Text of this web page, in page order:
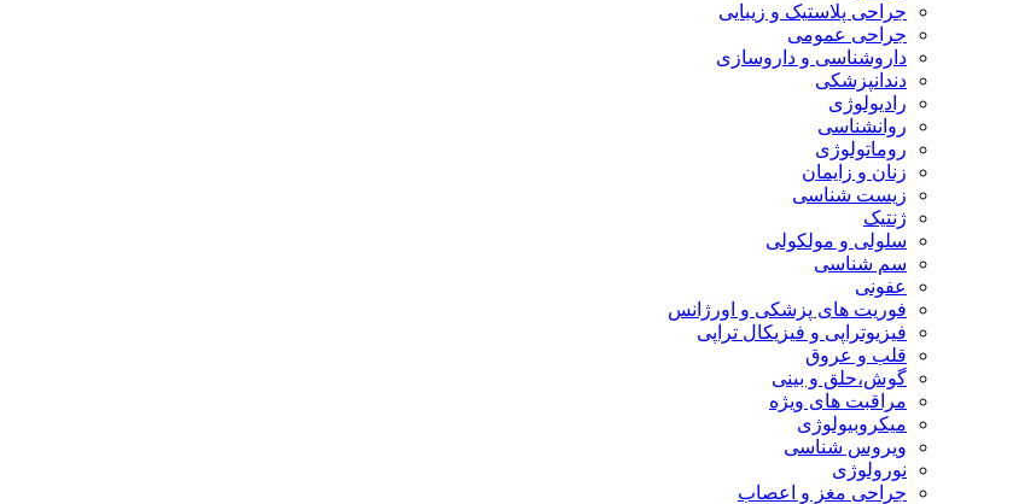
جراحی پلاستیک و زیبایی
جراحی عمومی
داروشناسی و داروسازی
دندانپزشکی
رادیولوژی
روانشناسی
روماتولوژی
زنان و زایمان
زیست شناسی
ژنتیک
سلولی و مولکولی
سم شناسی
عفونی
فوریت های پزشکی و اورژانس
فیزیوتراپی و فیزیکال تراپی
قلب و عروق
گوش،حلق و بینی
مراقبت های ویژه
میکروبیولوژی
ویروس شناسی
نورولوژی
جراحی مغز و اعصاب